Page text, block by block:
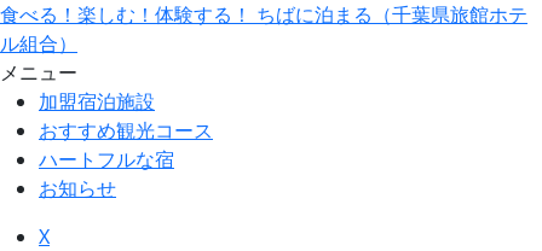
食べる！楽しむ！体験する！ ちばに泊まる（千葉県旅館ホテ
ル組合）
メニュー
加盟宿泊施設
おすすめ観光コース
ハートフルな宿
お知らせ
X